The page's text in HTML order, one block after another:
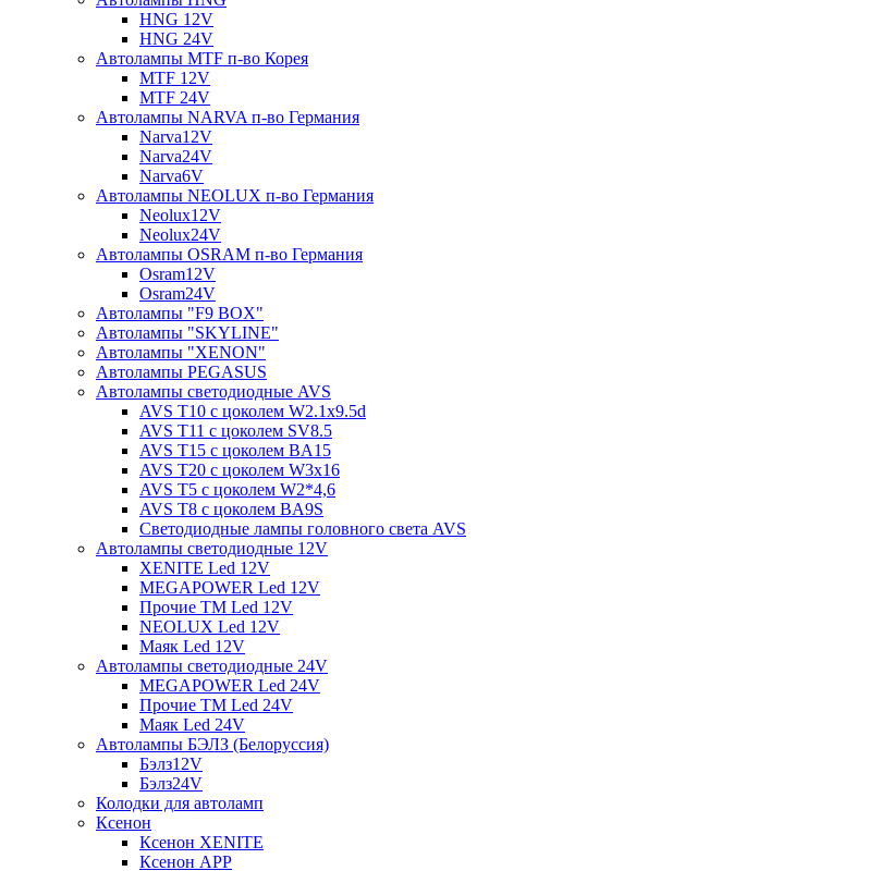
HNG 12V
HNG 24V
Автолампы MTF п-во Корея
MTF 12V
MTF 24V
Автолампы NARVA п-во Германия
Narva12V
Narva24V
Narva6V
Автолампы NEOLUX п-во Германия
Neolux12V
Neolux24V
Автолампы OSRAM п-во Германия
Osram12V
Osram24V
Автолампы "F9 BOX"
Автолампы "SKYLINE"
Автолампы "XENON"
Автолампы PEGASUS
Автолампы светодиодные AVS
AVS T10 с цоколем W2.1x9.5d
AVS T11 с цоколем SV8.5
AVS T15 с цоколем BA15
AVS T20 с цоколем W3x16
AVS T5 с цоколем W2*4,6
AVS T8 с цоколем BA9S
Светодиодные лампы головного света AVS
Автолампы светодиодные 12V
XENITE Led 12V
MEGAPOWER Led 12V
Прочие ТМ Led 12V
NEOLUX Led 12V
Маяк Led 12V
Автолампы светодиодные 24V
MEGAPOWER Led 24V
Прочие ТМ Led 24V
Маяк Led 24V
Автолампы БЭЛЗ (Белоруссия)
Бэлз12V
Бэлз24V
Колодки для автоламп
Ксенон
Ксенон XENITE
Ксенон APP